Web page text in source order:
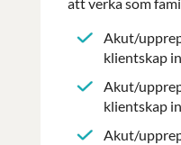
Akut/
klientskap
Akut/
klientskap
Akut/